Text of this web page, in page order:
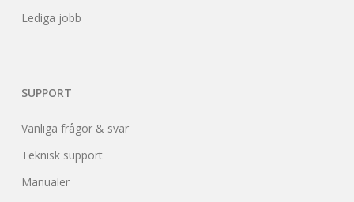
Lediga jobb
SUPPORT
Vanliga frågor & svar
Teknisk support
Manualer